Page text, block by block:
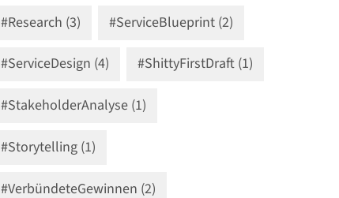
#Research (3) #ServiceBlueprint (2)
#ServiceDesign (4) #ShittyFirstDraft (1)
#StakeholderAnalyse (1)
#Storytelling (1)
#VerbündeteGewinnen (2)